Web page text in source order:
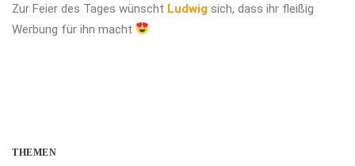
Zur Feier des Tages wünscht Ludwig sich, dass ihr fleißig
Werbung für ihn macht
THEMEN